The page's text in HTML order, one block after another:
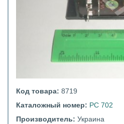
Код товара: 8719
Каталожный номер: РС 702
Производитель: Украина